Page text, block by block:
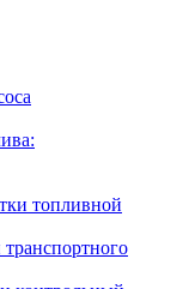
топливной